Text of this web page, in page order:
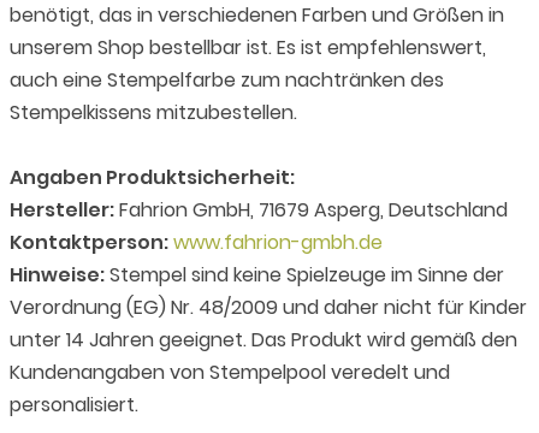
benötigt, das in verschiedenen Farben und Größen in
unserem Shop bestellbar ist. Es ist empfehlenswert,
auch eine Stempelfarbe zum nachtränken des
Stempelkissens mitzubestellen.
Angaben Produktsicherheit:
Hersteller:Fahrion GmbH, 71679 Asperg, Deutschland
Kontaktperson:www.fahrion-gmbh.de
Hinweise:Stempel sind keine Spielzeuge im Sinne der
Verordnung (EG) Nr. 48/2009 und daher nicht für Kinder
unter 14 Jahren geeignet. Das Produkt wird gemäß den
Kundenangaben von Stempelpool veredelt und
personalisiert.